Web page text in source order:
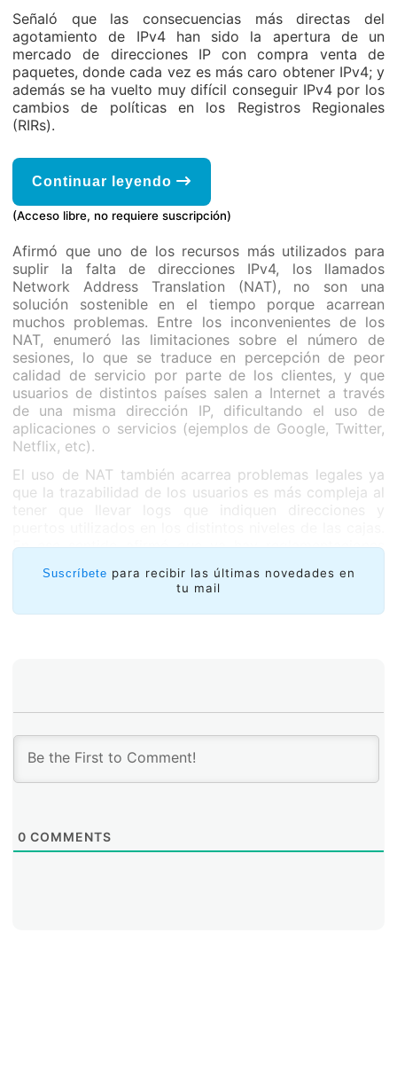
Señaló que las consecuencias más directas del
agotamiento de IPv4 han sido la apertura de un
mercado de direcciones IP con compra venta de
paquetes, donde cada vez es más caro obtener IPv4; y
además se ha vuelto muy difícil conseguir IPv4 por los
cambios de políticas en los Registros Regionales
(RIRs).
Continuar leyendo
(Acceso libre, no requiere suscripción)
Afirmó que uno de los recursos más utilizados para
suplir la falta de direcciones IPv4, los llamados
Network Address Translation (NAT), no son una
solución sostenible en el tiempo porque acarrean
muchos problemas. Entre los inconvenientes de los
NAT, enumeró las limitaciones sobre el número de
sesiones, lo que se traduce en percepción de peor
calidad de servicio por parte de los clientes, y que
usuarios de distintos países salen a Internet a través
de una misma dirección IP, dificultando el uso de
aplicaciones o servicios (ejemplos de Google, Twitter,
Netflix, etc).
El uso de NAT también acarrea problemas legales ya
que la trazabilidad de los usuarios es más compleja al
tener que llevar logs que indiquen direcciones y
En ese sentido afirmó que ya hay reglamentaciones
que exigen que los ISPs puedan rastrear qué usuario
estaba utilizando una IP determinada en un momento
Suscríbete para recibir las últimas novedades en
tu mail
0 COMMENTS